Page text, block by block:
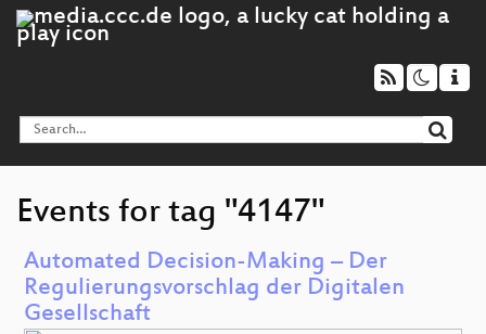
Events for tag "4147"
Automated Decision-Making – Der
Regulierungsvorschlag der Digitalen
Gesellschaft